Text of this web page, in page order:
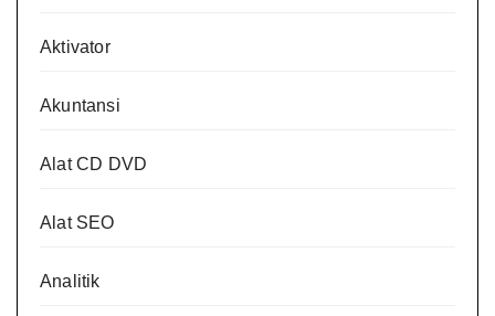
Aktivator
Akuntansi
Alat CD DVD
Alat SEO
Analitik